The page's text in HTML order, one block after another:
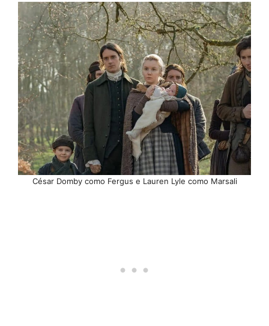
César Domby como Fergus e Lauren Lyle como Marsali